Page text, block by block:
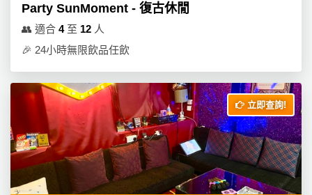
Party SunMoment - 復古休閒
👥 適合 4至 12 人
🎉 24小時無限飲品任飲
立即查詢!